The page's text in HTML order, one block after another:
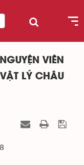
VIÊN
LÝ CHÂU